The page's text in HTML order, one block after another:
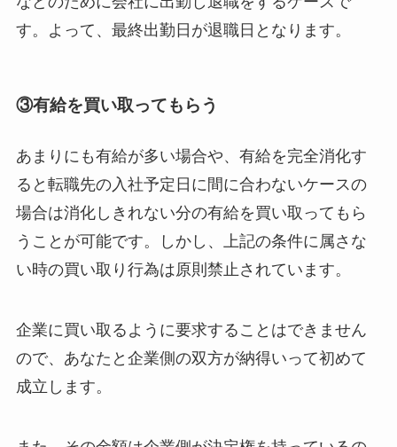
す。よって、最終出勤日が退職日となります。
③有給を買い取ってもらう
あまりにも有給が多い場合や、有給を完全消化す
ると転職先の入社予定日に間に合わないケースの
場合は消化しきれない分の有給を買い取ってもら
うことが可能です。しかし、上記の条件に属さな
い時の買い取り行為は原則禁止されています。
企業に買い取るように要求することはできません
ので、あなたと企業側の双方が納得いって初めて
成立します。